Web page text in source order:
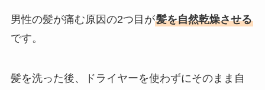
男性の髪が痛む原因の2つ目が髪を自然乾燥させる
です。
髪を洗った後、ドライヤーを使わずにそのまま自